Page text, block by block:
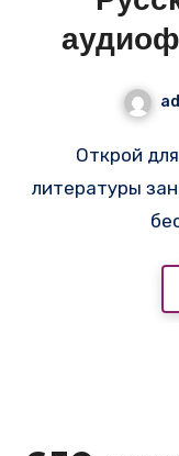
Открой для себя золотой век русской
литературы